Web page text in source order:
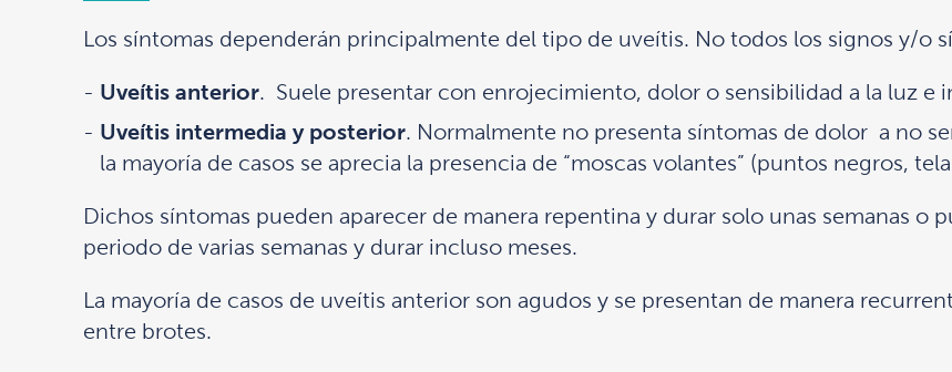
Los síntomas dependerán principalmente del tipo de uveítis. No todos los signos y/o
Uveítis anterior. Suele presentar con enrojecimiento, dolor o sensibilidad a la luz e
Uveítis intermedia y posterior. Normalmente no presenta síntomas de dolor a no
la mayoría de casos se aprecia la presencia de “moscas volantes” (puntos negros,
Dichos síntomas pueden aparecer de manera repentina y durar solo unas semanas o
periodo de varias semanas y durar incluso meses.
La mayoría de casos de uveítis anterior son agudos y se presentan de manera
entre brotes.